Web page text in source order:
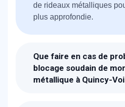
de rideaux métalliques
plus approfondie.
Que faire en cas de
blocage soudain de
métallique à Quincy-